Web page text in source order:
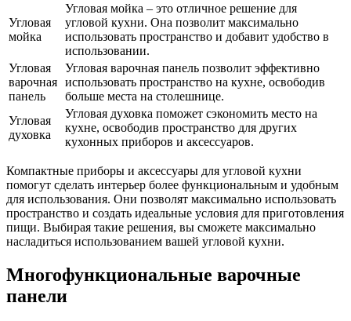
Угловая
мойка
Угловая мойка – это отличное решение для
угловой кухни. Она позволит максимально
использовать пространство и добавит удобство в
использовании.
Угловая
варочная
панель
Угловая варочная панель позволит эффективно
использовать пространство на кухне, освободив
больше места на столешнице.
Угловая
духовка
Угловая духовка поможет сэкономить место на
кухне, освободив пространство для других
кухонных приборов и аксессуаров.
Компактные приборы и аксессуары для угловой кухни
помогут сделать интерьер более функциональным и удобным
для использования. Они позволят максимально использовать
пространство и создать идеальные условия для приготовления
пищи. Выбирая такие решения, вы сможете максимально
насладиться использованием вашей угловой кухни.
Многофункциональные варочные
панели